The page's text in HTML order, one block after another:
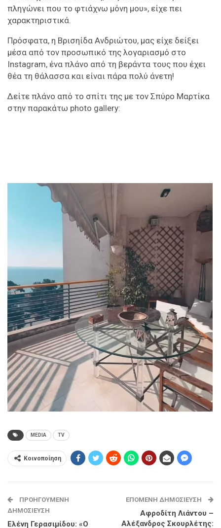
πληγώνει που το φτιάχνω μόνη μου», είχε πει
χαρακτηριστικά.
Πρόσφατα, η Βρισηίδα Ανδριώτου, μας είχε δείξει
μέσα από τον προσωπικό της λογαριασμό στο
Instagram, ένα πλάνο από τη βεράντα τους που έχει
θέα τη θάλασσα και είναι πάρα πολύ άνετη!
Δείτε πλάνο από το σπίτι της με τον Σπύρο Μαρτίκα
στην παρακάτω photo gallery:
MEDIA TV
Κοινοποίηση
ΠΡΟΗΓΟΎΜΕΝΗ
ΔΗΜΟΣΊΕΥΣΗ
Ελένη Γερασιμίδου: «Ο
ΕΠΌΜΕΝΗ ΔΗΜΟΣΊΕΥΣΗ
Αφροδίτη Λιάντου –
Αλέξανδρος Σκουρλέτης: